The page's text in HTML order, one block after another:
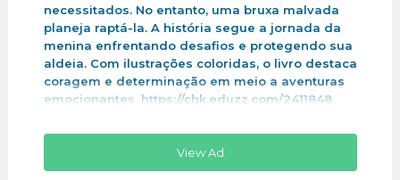
necessitados. No entanto, uma bruxa malvada
planeja raptá-la. A história segue a jornada da
menina enfrentando desafios e protegendo sua
aldeia. Com ilustrações coloridas, o livro destaca
coragem e determinação em meio a aventuras
emocionantes .https://chk.eduzz.com/2411848
View Ad